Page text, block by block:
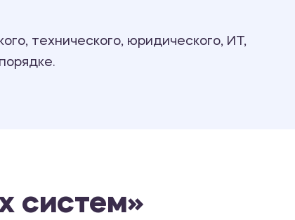
Ответы на билеты
технического, юридического, ИТ,
систем»